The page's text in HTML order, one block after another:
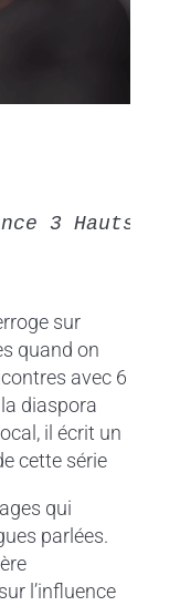
3 Hauts
sur
quand on
avec 6
diaspora
il écrit un
cette série
qui
parlées.
l’influence